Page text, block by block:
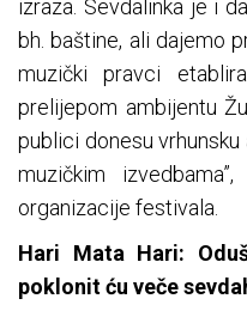
izraza. Sevdalinka je i
bh. baštine, ali dajemo
muzički pravci
prelijepom ambijentu
publici donesu
muzičkim
organizacije festivala.
Hari Mata Hari:
poklonit ću veče